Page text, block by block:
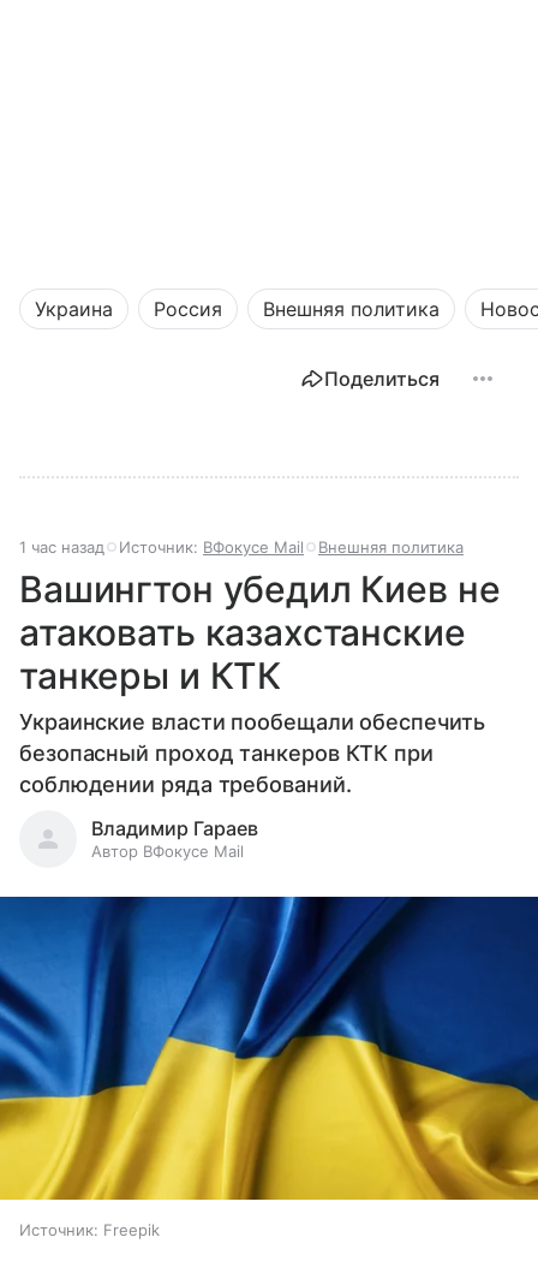
Украина Россия Внешняя политика
Поделиться
1 час назад Источник: ВФокусе Mail Внешняя политика
Вашингтон убедил Киев не
атаковать казахстанские
танкеры и КТК
Украинские власти пообещали обеспечить
безопасный проход танкеров КТК при
соблюдении ряда требований.
Владимир Гараев
Автор ВФокусе Mail
Источник: Freepik